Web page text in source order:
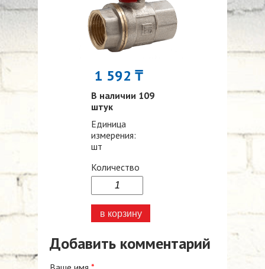
1 592 ₸
В наличии 109
штук
Единица
измерения:
шт
Количество
Добавить комментарий